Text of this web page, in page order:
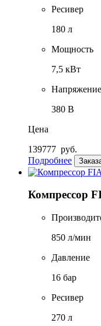
Ресивер
180 л
Мощность
7,5 кВт
Напряжение
380 В
Цена
139777 руб.
Подробнее
Компрессор
850 л/мин
Давление
16 бар
Ресивер
270 л